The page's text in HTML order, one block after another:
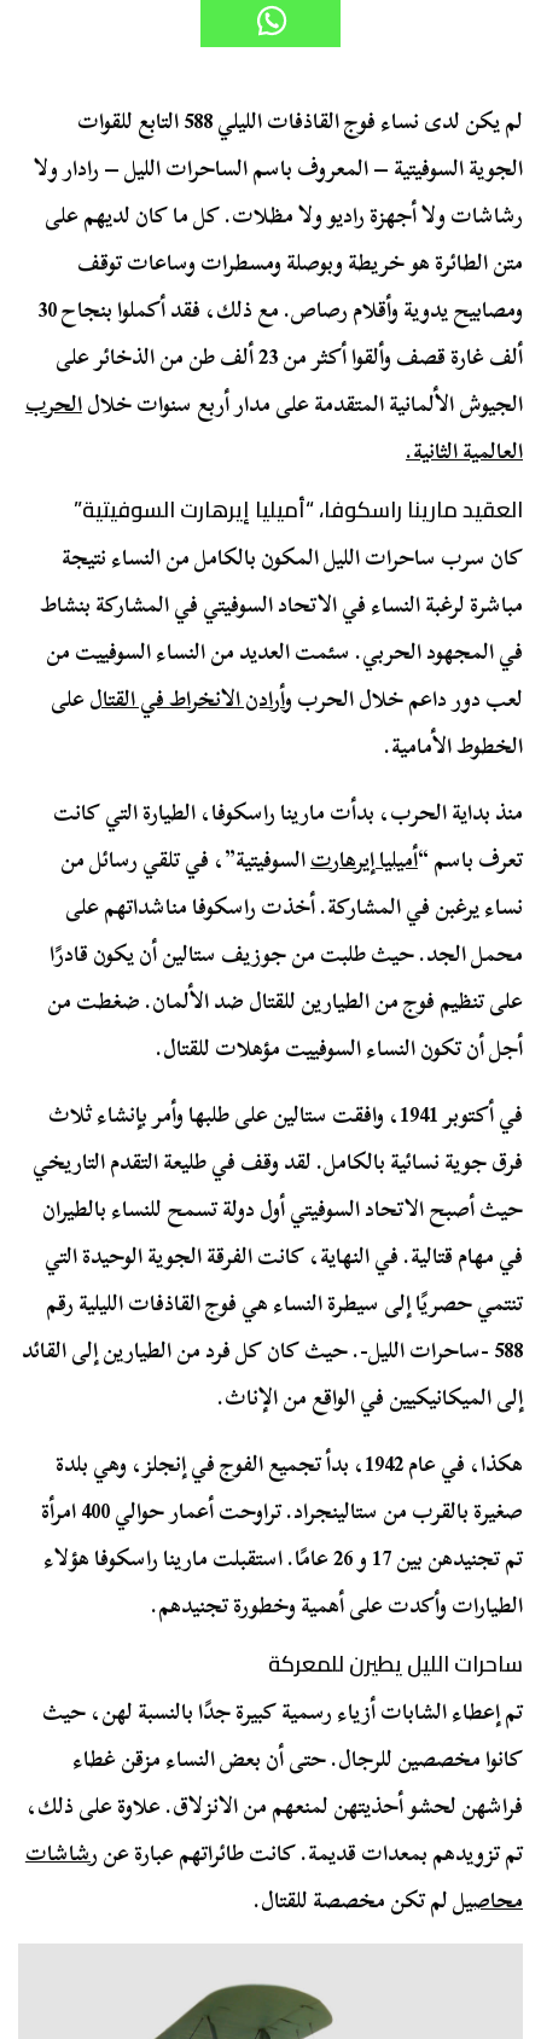
لم يكن لدى نساء فوج القاذفات الليلي 588 التابع للقوات
الجوية السوفيتية – المعروف باسم الساحرات الليل – رادار ولا
رشاشات ولا أجهزة راديو ولا مظلات. كل ما كان لديهم على
متن الطائرة هو خريطة وبوصلة ومسطرات وساعات توقف
ومصابيح يدوية وأقلام رصاص. مع ذلك، فقد أكملوا بنجاح 30
ألف غارة قصف وألقوا أكثر من 23 ألف طن من الذخائر على
الجيوش الألمانية المتقدمة على مدار أربع سنوات خلالالحرب
العالمية الثانية.
العقيد مارينا راسكوفا، “أميليا إيرهارت السوفيتية”
كان سرب ساحرات الليل المكون بالكامل من النساء نتيجة
مباشرة لرغبة النساء في الاتحاد السوفيتي في المشاركة بنشاط
في المجهود الحربي. سئمت العديد من النساء السوفييت من
لعب دور داعم خلال الحرب وأرادن الانخراط في القتالعلى
الخطوط الأمامية.
منذ بداية الحرب، بدأت مارينا راسكوفا، الطيارة التي كانت
تعرف باسم “أميليا إيرهارتالسوفيتية”، في تلقي رسائل من
نساء يرغبن في المشاركة. أخذت راسكوفا مناشداتهم على
محمل الجد. حيث طلبت من جوزيف ستالين أن يكون قادرًا
على تنظيم فوج من الطيارين للقتال ضد الألمان. ضغطت من
أجل أن تكون النساء السوفييت مؤهلات للقتال.
في أكتوبر 1941، وافقت ستالين على طلبها وأمر بإنشاء ثلاث
فرق جوية نسائية بالكامل. لقد وقف في طليعة التقدم التاريخي
حيث أصبح الاتحاد السوفيتي أول دولة تسمح للنساء بالطيران
في مهام قتالية. في النهاية، كانت الفرقة الجوية الوحيدة التي
تنتمي حصريًا إلى سيطرة النساء هي فوج القاذفات الليلية رقم
588 -ساحرات الليل-. حيث كان كل فرد من الطيارين إلى القائد
إلى الميكانيكيين في الواقع من الإناث.
هكذا، في عام 1942، بدأ تجميع الفوج في إنجلز، وهي بلدة
صغيرة بالقرب من ستالينجراد. تراوحت أعمار حوالي 400 امرأة
تم تجنيدهن بين 17 و 26 عامًا. استقبلت مارينا راسكوفا هؤلاء
الطيارات وأكدت على أهمية وخطورة تجنيدهم.
ساحرات الليل يطيرن للمعركة
تم إعطاء الشابات أزياء رسمية كبيرة جدًا بالنسبة لهن، حيث
كانوا مخصصين للرجال. حتى أن بعض النساء مزقن غطاء
فراشهن لحشو أحذيتهن لمنعهم من الانزلاق. علاوة على ذلك،
تم تزويدهم بمعدات قديمة. كانت طائراتهم عبارة عنرشاشات
محاصيللم تكن مخصصة للقتال.